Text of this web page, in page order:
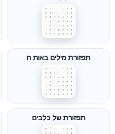
תפזורת מילים באות ח
תפזורת של כלבים